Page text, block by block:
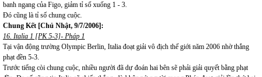
banh ngang của Figo, giảm tỉ số xuống 1 - 3.
Đó cũng là tỉ số chung cuộc.
Chung Kết [Chủ Nhật, 9/7/2006]:
16. Italia 1 [PK 5-3]- Pháp 1
Tại vận động trường Olympic Berlin, Italia đoạt giải vô địch thế giới năm 2006 nhờ thắng
phạt đền 5-3.
Trước tiếng còi chung cuộc, nhiều người đã dự đoán hai bên sẽ phải giải quyết bằng phạt